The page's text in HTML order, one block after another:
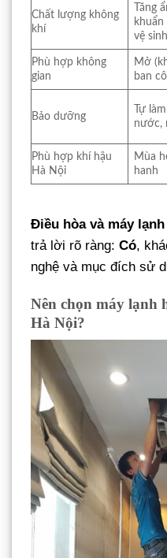
Chất lượng không
khí
Tăng
vệ sinh
Phù hợp không
gian
Mở
ban
Bảo dưỡng
Tự
nước,
Phù hợp khí hậu
Hà Nội
Mùa
hanh
Điều hòa và máy
trả lời rõ ràng: Có,
nghệ và mục đích sử
Nên chọn máy lạnh
Hà Nội?